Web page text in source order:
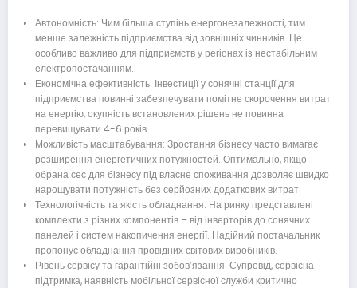
Автономність: Чим більша ступінь енергонезалежності, тим
менше залежність підприємства від зовнішніх чинників. Це
особливо важливо для підприємств у регіонах із нестабільним
електропостачанням.
Економічна ефективність: Інвестиції у сонячні станції для
підприємства повинні забезпечувати помітне скорочення витрат
на енергію, окупність встановлених рішень не повинна
перевищувати 4-6 років.
Можливість масштабування: Зростання бізнесу часто вимагає
розширення енергетичних потужностей. Оптимально, якщо
обрана сес для бізнесу під власне споживання дозволяє швидко
нарощувати потужність без серйозних додаткових витрат.
Технологічність та якість обладнання: На ринку представлені
комплекти з різних компонентів – від інверторів до сонячних
панелей і систем накопичення енергії. Надійний постачальник
пропонує обладнання провідних світових виробників.
Рівень сервісу та гарантійні зобов’язання: Супровід, сервісна
підтримка, наявність мобільної сервісної служби критично